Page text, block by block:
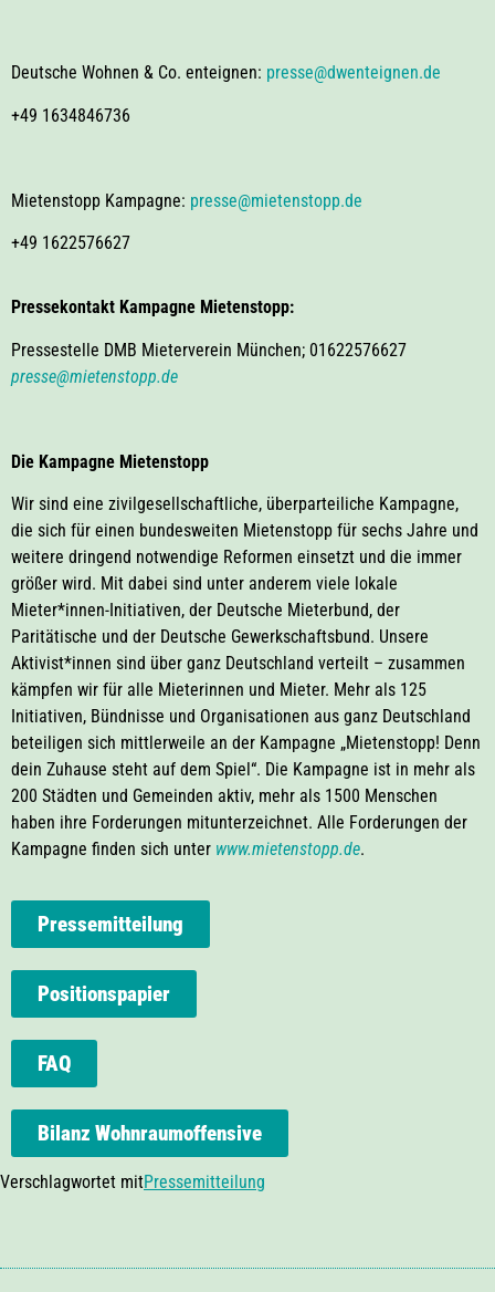
Deutsche Wohnen & Co. enteignen: presse@dwenteignen.de
+49 1634846736
Mietenstopp Kampagne: presse@mietenstopp.de
+49 1622576627
Pressekontakt Kampagne Mietenstopp:
Pressestelle DMB Mieterverein München; 01622576627
presse@mietenstopp.de
Die Kampagne Mietenstopp
Wir sind eine zivilgesellschaftliche, überparteiliche Kampagne,
die sich für einen bundesweiten Mietenstopp für sechs Jahre und
weitere dringend notwendige Reformen einsetzt und die immer
größer wird. Mit dabei sind unter anderem viele lokale
Mieter*innen-Initiativen, der Deutsche Mieterbund, der
Paritätische und der Deutsche Gewerkschaftsbund. Unsere
Aktivist*innen sind über ganz Deutschland verteilt – zusammen
kämpfen wir für alle Mieterinnen und Mieter. Mehr als 125
Initiativen, Bündnisse und Organisationen aus ganz Deutschland
beteiligen sich mittlerweile an der Kampagne „Mietenstopp! Denn
dein Zuhause steht auf dem Spiel“. Die Kampagne ist in mehr als
200 Städten und Gemeinden aktiv, mehr als 1500 Menschen
haben ihre Forderungen mitunterzeichnet. Alle Forderungen der
Kampagne finden sich unter www.mietenstopp.de.
Pressemitteilung
Positionspapier
FAQ
Bilanz Wohnraumoffensive
Verschlagwortet mitPressemitteilung